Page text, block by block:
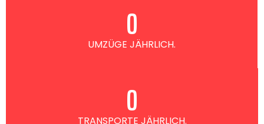
UMZÜGE JÄHRLICH.
0
TRANSPORTE JÄHRLICH.
0